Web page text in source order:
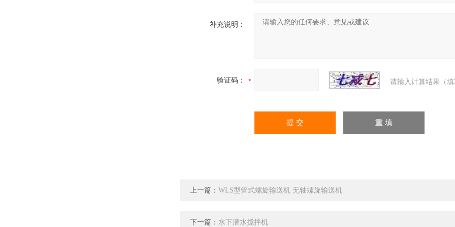
补充说明：
验证码： 请输入计算结果（
上一篇： WLS型管式螺旋输送机 无轴螺旋输送机
下一篇： 水下潜水搅拌机